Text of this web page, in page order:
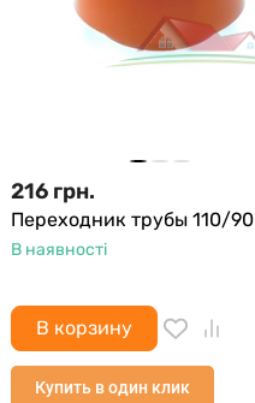
216 грн.
Переходник трубы 110/90
В наявності
В корзину
Купить в один клик